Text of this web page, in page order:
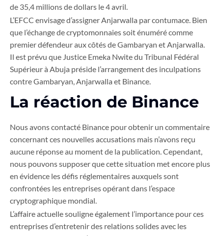
de 35,4 millions de dollars le 4 avril.
L’EFCC envisage d’assigner Anjarwalla par contumace. Bien
que l’échange de cryptomonnaies soit énuméré comme
premier défendeur aux côtés de Gambaryan et Anjarwalla.
Il est prévu que Justice Emeka Nwite du Tribunal Fédéral
Supérieur à Abuja préside l’arrangement des inculpations
contre Gambaryan, Anjarwalla et Binance.
La réaction de Binance
Nous avons contacté Binance pour obtenir un commentaire
concernant ces nouvelles accusations mais n’avons reçu
aucune réponse au moment de la publication. Cependant,
nous pouvons supposer que cette situation met encore plus
en évidence les défis réglementaires auxquels sont
confrontées les entreprises opérant dans l’espace
cryptographique mondial.
L’affaire actuelle souligne également l’importance pour ces
entreprises d’entretenir des relations solides avec les